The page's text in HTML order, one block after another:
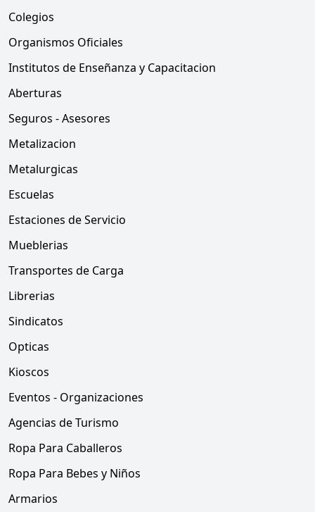
Colegios
Organismos Oficiales
Institutos de Enseñanza y Capacitacion
Aberturas
Seguros - Asesores
Metalizacion
Metalurgicas
Escuelas
Estaciones de Servicio
Mueblerias
Transportes de Carga
Librerias
Sindicatos
Opticas
Kioscos
Eventos - Organizaciones
Agencias de Turismo
Ropa Para Caballeros
Ropa Para Bebes y Niños
Armarios